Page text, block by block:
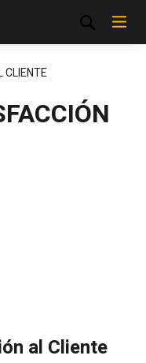
CLIENTE
al Cliente